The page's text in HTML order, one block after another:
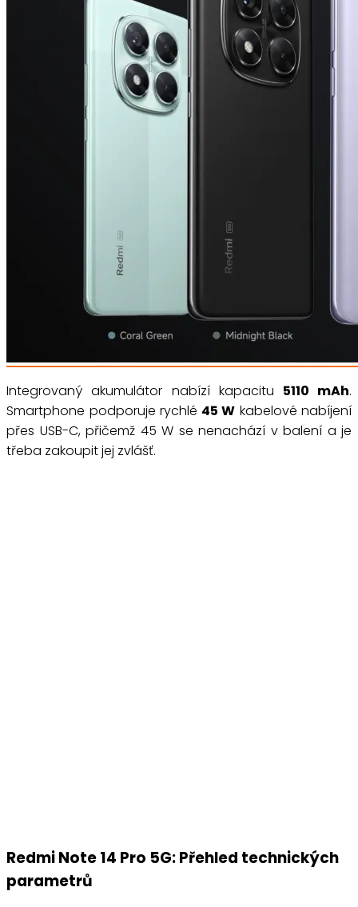
Integrovaný akumulátor nabízí kapacitu 5110 mAh.
Smartphone podporuje rychlé 45 W kabelové nabíjení
přes USB-C, přičemž 45 W se nenachází v balení a je
třeba zakoupit jej zvlášť.
Redmi Note 14 Pro 5G: Přehled technických
parametrů